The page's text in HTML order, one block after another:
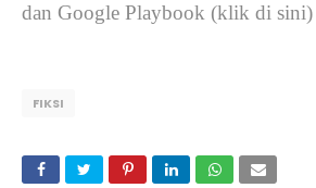
dan Google Playbook (klik di sini)
FIKSI